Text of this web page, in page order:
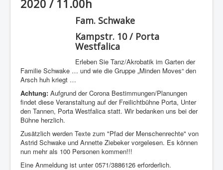
2020 / 11.00h
Fam. Schwake
Kampstr. 10 / Porta
Westfalica
Erleben Sie Tanz/Akrobatik im Garten der
Familie Schwake … und wie die Gruppe „Minden Moves“ den
Arsch huh kriegt …
Achtung: Aufgrund der Corona Bestimmungen/Planungen
findet diese Veranstaltung auf der Freilichtbühne Porta, Unter
den Tannen, Porta Westfalica statt. Wir bedanken uns bei der
Bühne herzlich.
Zusätzlich werden Texte zum "Pfad der Menschenrechte" von
Astrid Schwake und Annette Ziebeker vorgelesen. Es können
nun mehr als 100 Personen kommen!!!
Eine Anmeldung ist unter 0571/3886126 erforderlich.